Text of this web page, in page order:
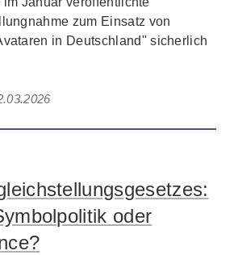
zum Einsatz von
in Deutschland" sicherlich
oder